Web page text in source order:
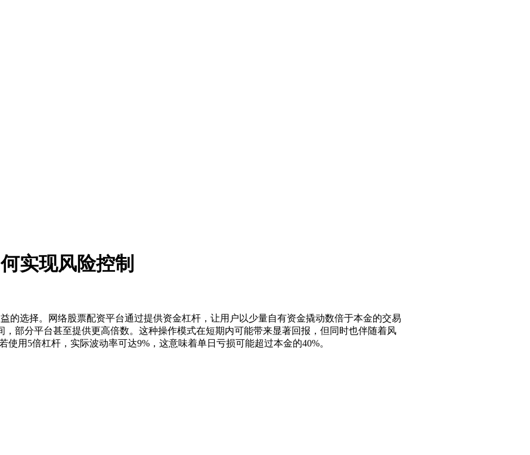
实现风险控制
的选择。网络股票配资平台通过提供资金杠杆，让用户以少量自有资金撬动数倍于本金的交易
部分平台甚至提供更高倍数。这种操作模式在短期内可能带来显著回报，但同时也伴随着风
用5倍杠杆，实际波动率可达9%，这意味着单日亏损可能超过本金的40%。